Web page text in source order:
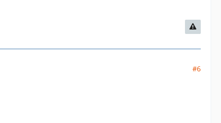
#6